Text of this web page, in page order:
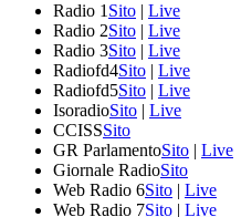
Radio 1 Sito | Live
Radio 2Sito | Live
Radio 3Sito | Live
Radiofd4Sito | Live
Radiofd5Sito | Live
IsoradioSito | Live
CCISSSito
GR ParlamentoSito | Live
Giornale RadioSito
Web Radio 6Sito | Live
Web Radio 7Sito | Live